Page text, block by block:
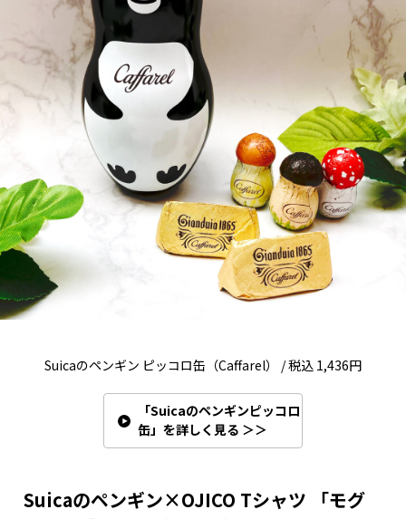
Suicaのペンギン ピッコロ缶（Caffarel） / 税込 1,436円
「Suicaのペンギンピッコロ
缶」を詳しく見る ＞＞
Suicaのペンギン×OJICO Tシャツ 「モグ